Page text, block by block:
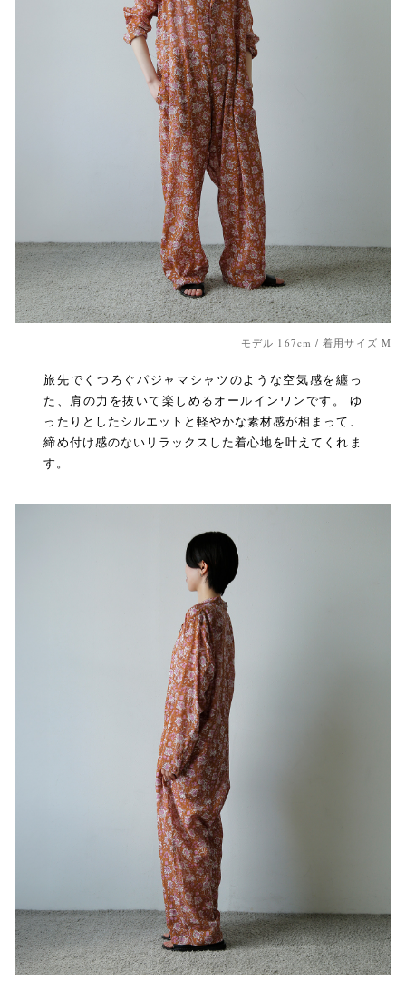
モデル 167cm / 着用サイズ M
旅先でくつろぐパジャマシャツのような空気感を纏っ
た、肩の力を抜いて楽しめるオールインワンです。 ゆ
ったりとしたシルエットと軽やかな素材感が相まって、
締め付け感のないリラックスした着心地を叶えてくれま
す。